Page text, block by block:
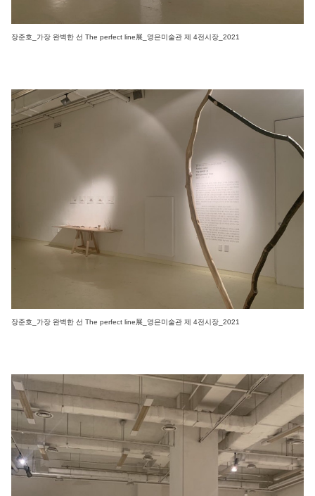
장준호_가장 완벽한 선 The perfect line展_영은미술관 제 4전시장_2021
장준호_가장 완벽한 선 The perfect line展_영은미술관 제 4전시장_2021